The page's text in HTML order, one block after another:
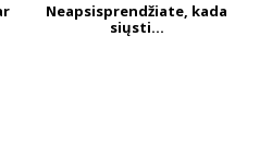
Neapsisprendžiate, kada
siųsti...